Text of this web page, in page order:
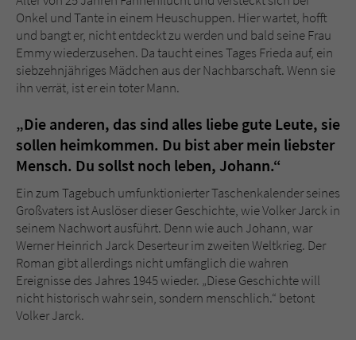
Onkel und Tante in einem Heuschuppen. Hier wartet, hofft
und bangt er, nicht entdeckt zu werden und bald seine Frau
Emmy wiederzusehen. Da taucht eines Tages Frieda auf, ein
siebzehnjähriges Mädchen aus der Nachbarschaft. Wenn sie
ihn verrät, ist er ein toter Mann.
„Die anderen, das sind alles liebe gute Leute, sie
sollen heimkommen. Du bist aber mein liebster
Mensch. Du sollst noch leben, Johann.“
Ein zum Tagebuch umfunktionierter Taschenkalender seines
Großvaters ist Auslöser dieser Geschichte, wie Volker Jarck in
seinem Nachwort ausführt. Denn wie auch Johann, war
Werner Heinrich Jarck Deserteur im zweiten Weltkrieg. Der
Roman gibt allerdings nicht umfänglich die wahren
Ereignisse des Jahres 1945 wieder. „Diese Geschichte will
nicht historisch wahr sein, sondern menschlich.“ betont
Volker Jarck.
Sicherheitscode des Kontaktformulars zu
überprüfen.